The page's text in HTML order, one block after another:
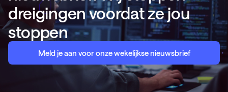
dreigingen voordat ze jou
stoppen
Meld je aan voor onze wekelijkse nieuwsbrief